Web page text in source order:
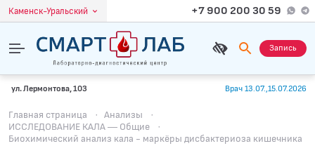
Каменск-Уральский +7 900 200 30 59
Запись
ул. Лермонтова, 103 Врач 13.07.,15.07.2026
Главная страница · Анализы
·
ИССЛЕДОВАНИЕ КАЛА — Общие
·
Биохимический анализ кала - маркёры дисбактериоза кишечника